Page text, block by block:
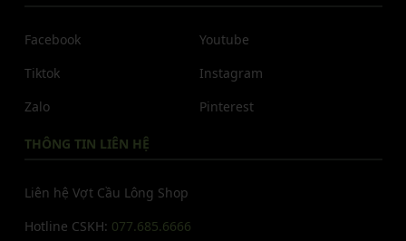
Facebook
Tiktok
Zalo
Youtube
Instagram
Pinterest
THÔNG TIN LIÊN HỆ
Liên hệ Vợt Cầu Lông Shop
Hotline CSKH: 077.685.6666